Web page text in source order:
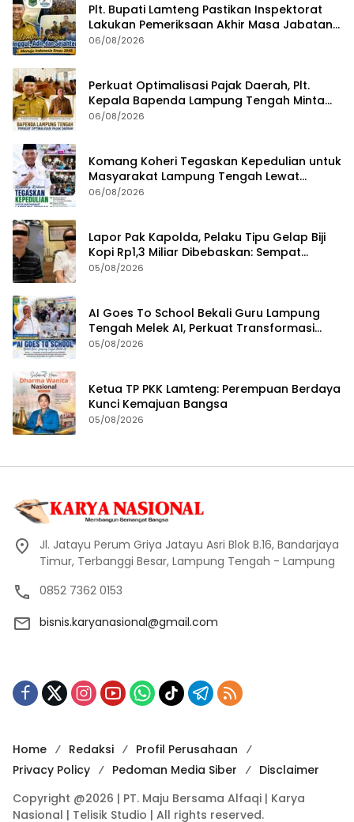
Plt. Bupati Lamteng Pastikan Inspektorat
Lakukan Pemeriksaan Akhir Masa Jabatan
51 Kepala Kampung
06/08/2026
Perkuat Optimalisasi Pajak Daerah, Plt.
Kepala Bapenda Lampung Tengah Minta
Seluruh Pengelola Tingkatkan Inovasi dan
06/08/2026
Komang Koheri Tegaskan Kepedulian untuk
Masyarakat Lampung Tengah Lewat
Penyaluran Bantuan Disabilitas
06/08/2026
Lapor Pak Kapolda, Pelaku Tipu Gelap Biji
Kopi Rp1,3 Miliar Dibebaskan: Sempat
Ditangkap di Jawa Tengah dan Ditahan di
05/08/2026
AI Goes To School Bekali Guru Lampung
Tengah Melek AI, Perkuat Transformasi
Pendidikan Digital
05/08/2026
Ketua TP PKK Lamteng: Perempuan Berdaya
Kunci Kemajuan Bangsa
05/08/2026
Jl. Jatayu Perum Griya Jatayu Asri Blok B.16, Bandarjaya
Timur, Terbanggi Besar, Lampung Tengah - Lampung
0852 7362 0153
bisnis.karyanasional@gmail.com
Home Redaksi
Profil Perusahaan
Privacy Policy
Pedoman Media Siber
Disclaimer
Copyright @2026 | PT. Maju Bersama Alfaqi | Karya
Nasional | Telisik Studio | All rights reserved.